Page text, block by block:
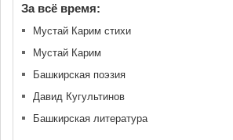
За всё время:
Мустай Карим стихи
Мустай Карим
Башкирская поэзия
Давид Кугультинов
Башкирская литература